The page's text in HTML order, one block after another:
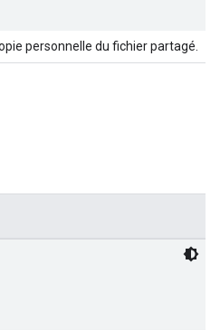
personnelle du fichier partagé.